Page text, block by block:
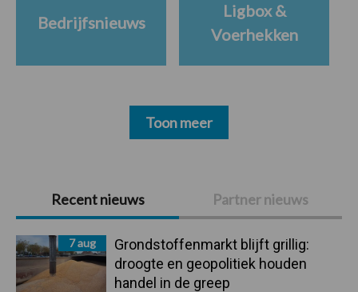
Primaire
Sidebar
Recent nieuws Partner nieuws
7 aug
Grondstoffenmarkt blijft grillig:
droogte en geopolitiek houden
handel in de greep
Bedrijfsnieuws
Ligbox &
Voerhekken
Toon meer